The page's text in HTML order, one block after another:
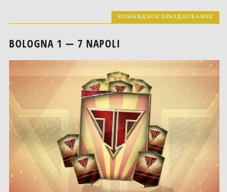
КОМАНДНОЕ ПРАЗДНОВАНИЕ
BOLOGNA 1 — 7 NAPOLI